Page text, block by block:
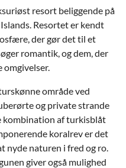
resort beliggende på
Resortet er kendt
der gør det til et
romantik, og dem, der
omgivelser.
område ved
og private strande
kombination af turkisblåt
koralrev er det
nyde naturen i fred og ro.
giver også mulighed